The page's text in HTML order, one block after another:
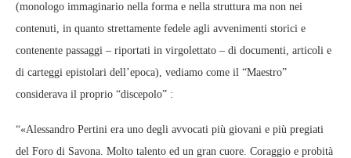
(monologo immaginario nella forma e nella struttura ma non nei
contenuti, in quanto strettamente fedele agli avvenimenti storici e
contenente passaggi – riportati in virgolettato – di documenti, articoli e
di carteggi epistolari dell’epoca), vediamo come il “Maestro”
considerava il proprio “discepolo” :
“«Alessandro Pertini era uno degli avvocati più giovani e più pregiati
del Foro di Savona. Molto talento ed un gran cuore. Coraggio e probità